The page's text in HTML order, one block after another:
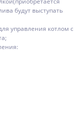
будут выступать
управления котлом с